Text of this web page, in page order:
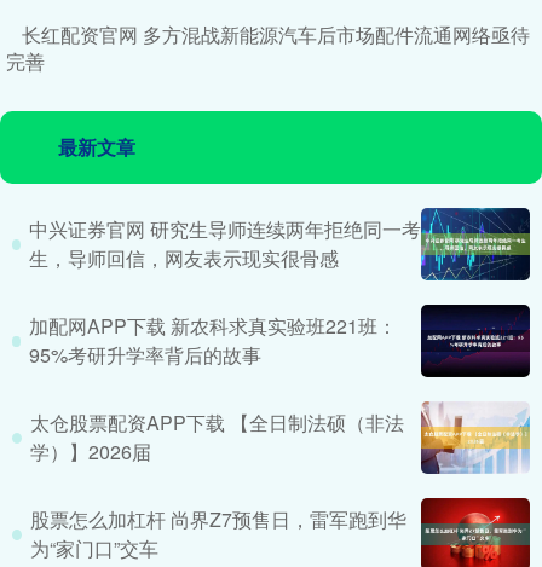
长红配资官网 多方混战新能源汽车后市场配件流通网络亟待
完善
最新文章
中兴证券官网 研究生导师连续两年拒绝同一考
生，导师回信，网友表示现实很骨感
加配网APP下载 新农科求真实验班221班：
95%考研升学率背后的故事
太仓股票配资APP下载 【全日制法硕（非法
学）】2026届
股票怎么加杠杆 尚界Z7预售日，雷军跑到华
为“家门口”交车